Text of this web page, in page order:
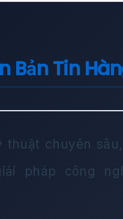
Tin
chuyên
pháp công